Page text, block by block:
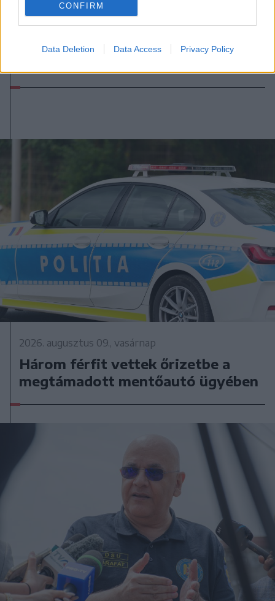
CONFIRM
Data Deletion Data Access Privacy Policy
2026. augusztus 09., vasárnap
A Transalpinát is lepipálja a nagy
2026. augusztus 09., vasárnap
Három férfit vettek őrizetbe a
megtámadott mentőautó ügyében